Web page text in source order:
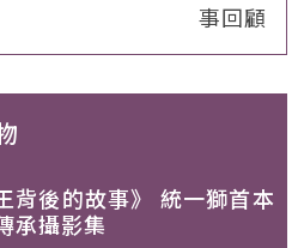
事回顧
背後的故事》 統一獅首本
承攝影集